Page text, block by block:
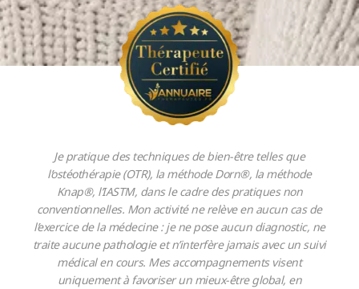
Je pratique des techniques de bien-être telles que
l’ostéothérapie (OTR), la méthode Dorn®, la méthode
Knap®, l’IASTM, dans le cadre des pratiques non
conventionnelles. Mon activité ne relève en aucun cas de
l’exercice de la médecine : je ne pose aucun diagnostic, ne
traite aucune pathologie et n’interfère jamais avec un suivi
médical en cours. Mes accompagnements visent
uniquement à favoriser un mieux-être global, en